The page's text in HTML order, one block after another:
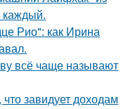
каждый.
Рио": как Ирина
всё чаще называют
завидует доходам